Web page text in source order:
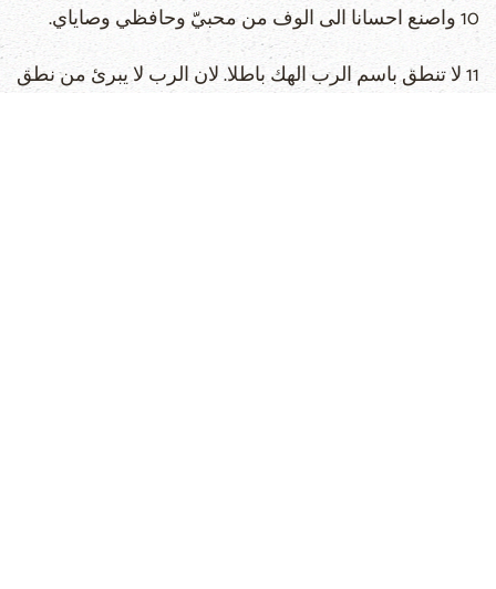
10 واصنع احسانا الى الوف من محبيّ وحافظي وصاياي.
11 لا تنطق باسم الرب الهك باطلا. لان الرب لا يبرئ من نطق